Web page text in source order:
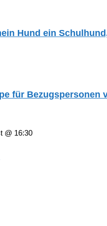
Hund ein
für Bezugspersonen
@ 16:30